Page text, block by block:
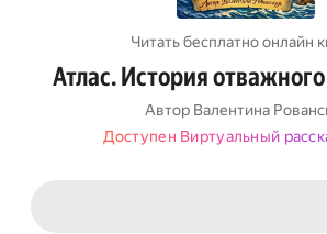
Читать бесплатно онлайн
Атлас. История
Автор Валентина
Доступен Виртуальный